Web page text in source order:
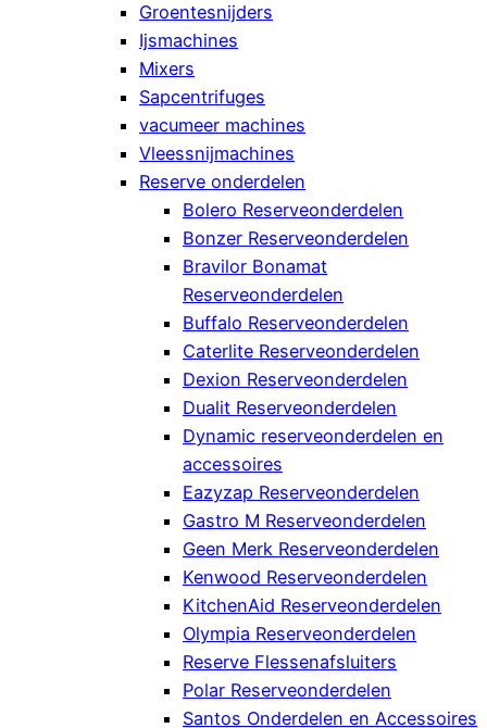
Groentesnijders
Ijsmachines
Mixers
Sapcentrifuges
vacumeer machines
Vleessnijmachines
Reserve onderdelen
Bolero Reserveonderdelen
Bonzer Reserveonderdelen
Bravilor Bonamat
Reserveonderdelen
Buffalo Reserveonderdelen
Caterlite Reserveonderdelen
Dexion Reserveonderdelen
Dualit Reserveonderdelen
Dynamic reserveonderdelen en
accessoires
Eazyzap Reserveonderdelen
Gastro M Reserveonderdelen
Geen Merk Reserveonderdelen
Kenwood Reserveonderdelen
KitchenAid Reserveonderdelen
Olympia Reserveonderdelen
Reserve Flessenafsluiters
Polar Reserveonderdelen
Santos Onderdelen en Accessoires